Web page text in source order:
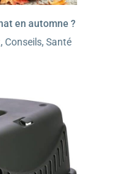
en automne ?
, Conseils, Santé